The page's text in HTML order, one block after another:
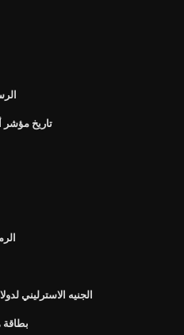
تاريخ مؤشر
الجنيه الاسترليني
بطاقة